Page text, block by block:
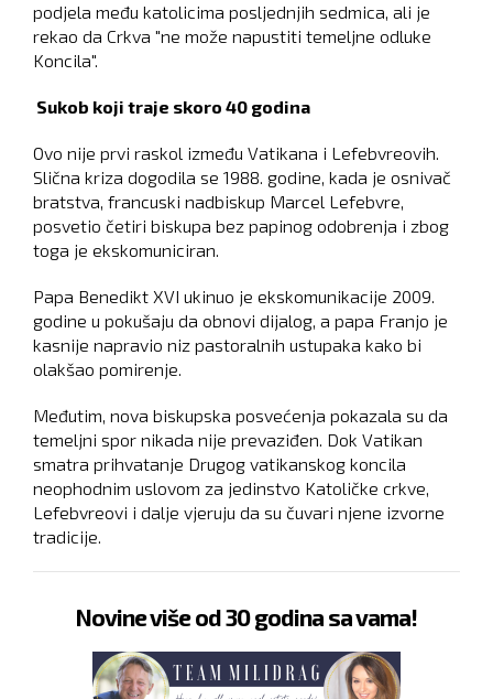
podjela među katolicima posljednjih sedmica, ali je
rekao da Crkva "ne može napustiti temeljne odluke
Koncila".
Sukob koji traje skoro 40 godina
Ovo nije prvi raskol između Vatikana i Lefebvreovih.
Slična kriza dogodila se 1988. godine, kada je osnivač
bratstva, francuski nadbiskup Marcel Lefebvre,
posvetio četiri biskupa bez papinog odobrenja i zbog
toga je ekskomuniciran.
Papa Benedikt XVI ukinuo je ekskomunikacije 2009.
godine u pokušaju da obnovi dijalog, a papa Franjo je
kasnije napravio niz pastoralnih ustupaka kako bi
olakšao pomirenje.
Međutim, nova biskupska posvećenja pokazala su da
temeljni spor nikada nije prevaziđen. Dok Vatikan
smatra prihvatanje Drugog vatikanskog koncila
neophodnim uslovom za jedinstvo Katoličke crkve,
Lefebvreovi i dalje vjeruju da su čuvari njene izvorne
tradicije.
Novine više od 30 godina sa vama!